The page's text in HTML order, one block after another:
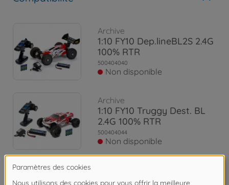
Archive
1:10 FY10 Dep.lineBL2S 2.4G
100% RTR
500404040
Non disponible
Archive
1:10 FY10 Truggy Dest. BL
2.4G 100% RTR
500404044
Non disponible
1:8 FY8 Destroyer Line BL4S